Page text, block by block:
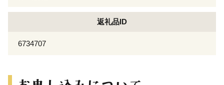
返礼品ID
6734707